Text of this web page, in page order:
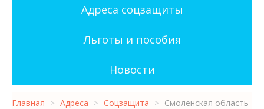
Адреса соцзащиты
Льготы и пособия
Новости
Главная > Адреса > Соцзащита > Смоленская область